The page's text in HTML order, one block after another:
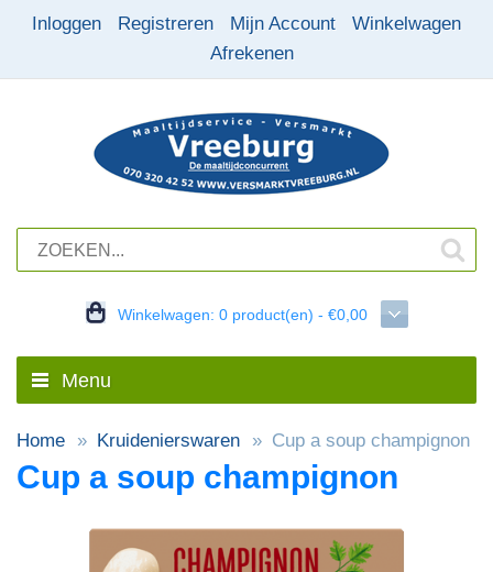
Inloggen Registreren Mijn Account
Winkelwagen
Afrekenen
Winkelwagen: 0 product(en) - €0,00
Menu
Home Kruidenierswaren Cup a soup champignon
Cup a soup champignon